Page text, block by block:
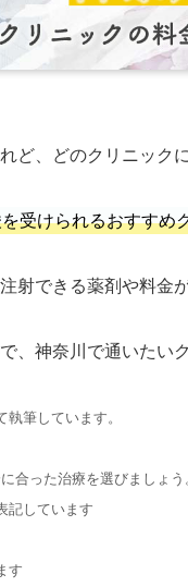
ど、どのクリニック
受けられるおすすめ
射できる薬剤や料金
、神奈川で通いたい
筆しています。
合った治療を選びましょう。
記しています
す